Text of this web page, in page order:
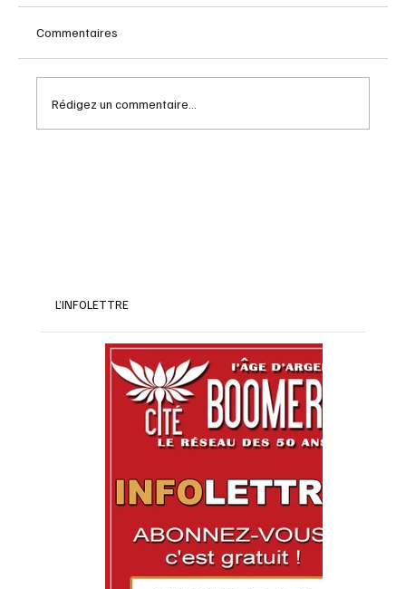
Commentaires
Rédigez un commentaire...
L’INFOLETTRE